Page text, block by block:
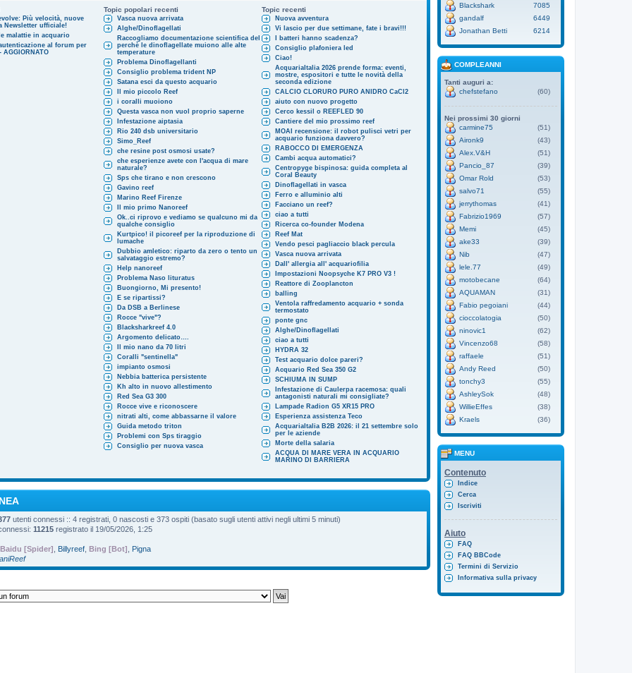
Topic popolari recenti Topic recenti
Più velocità, nuove
Newsletter ufficiale!
malattie in acquario
al forum per
Vasca nuova arrivata
Alghe/Dinoflagellati
Raccogliamo documentazione scientifica del
perchè le dinoflagellate muiono alle alte
temperature
Problema Dinoflagellanti
Consiglio problema trident NP
Satana esci da questo acquario
Il mio piccolo Reef
i coralli muoiono
Questa vasca non vuol proprio saperne
Infestazione aiptasia
Rio 240 dsb universitario
Simo_Reef
che resine post osmosi usate?
che esperienze avete con l'acqua di mare
naturale?
Sps che tirano e non crescono
Gavino reef
Marino Reef Firenze
Il mio primo Nanoreef
Ok..ci riprovo e vediamo se qualcuno mi da
qualche consiglio
Kurtpico! il picoreef per la riproduzione di
lumache
Dubbio amletico: riparto da zero o tento un
salvataggio estremo?
Help nanoreef
Problema Naso lituratus
Buongiorno, Mi presento!
E se ripartissi?
Da DSB a Berlinese
Rocce "vive"?
Blacksharkreef 4.0
Argomento delicato….
Il mio nano da 70 litri
Coralli "sentinella"
impianto osmosi
Nebbia batterica persistente
Kh alto in nuovo allestimento
Red Sea G3 300
Rocce vive e riconoscere
nitrati alti, come abbassarne il valore
Guida metodo triton
Problemi con Sps tiraggio
Consiglio per nuova vasca
Nuova avventura
Vi lascio per due settimane, fate i bravi!!!
I batteri hanno scadenza?
Consiglio plafoniera led
Ciao!
AcquariaItalia 2026 prende forma: eventi,
mostre, espositori e tutte le novità della
seconda edizione
CALCIO CLORURO PURO ANIDRO CaCl2
aiuto con nuovo progetto
Cerco kessil o REEFLED 90
Cantiere del mio prossimo reef
MOAI recensione: il robot pulisci vetri per
acquario funziona davvero?
RABOCCO DI EMERGENZA
Cambi acqua automatici?
Centropyge bispinosa: guida completa al
Coral Beauty
Dinoflagellati in vasca
Ferro e alluminio alti
Facciano un reef?
ciao a tutti
Ricerca co-founder Modena
Reef Mat
Vendo pesci pagliaccio black percula
Vasca nuova arrivata
Dall' allergia all' acquariofilia
Impostazioni Noopsyche K7 PRO V3 !
Reattore di Zooplancton
balling
Ventola raffredamento acquario + sonda
termostato
ponte gnc
Alghe/Dinoflagellati
ciao a tutti
HYDRA 32
Test acquario dolce pareri?
Acquario Red Sea 350 G2
SCHIUMA IN SUMP
Infestazione di Caulerpa racemosa: quali
antagonisti naturali mi consigliate?
Lampade Radion G5 XR15 PRO
Esperienza assistenza Teco
AcquariaItalia B2B 2026: il 21 settembre solo
per le aziende
Morte della salaria
ACQUA DI MARE VERA IN ACQUARIO
MARINO DI BARRIERA
utenti connessi :: 4 registrati, 0 nascosti e 373 ospiti (basato sugli utenti attivi negli ultimi 5 minuti)
11215 registrato il 19/05/2026, 1:25
Baidu [Spider] Billyreef Bing [Bot]
Pigna
Blackshark
7085
gandalf
6449
Jonathan Betti
6214
COMPLEANNI
Tanti auguri a:
chefstefano
(60)
Nei prossimi 30 giorni
carmine75
(51)
Aironk9
(43)
Alex.V&H
(51)
Pancio_87
(39)
Omar Rold
(53)
salvo71
(55)
jerrythomas
(41)
Fabrizio1969
(57)
Memi
(45)
ake33
(39)
Nib
(47)
lele.77
(49)
motobecane
(64)
AQUAMAN
(31)
Fabio pegoiani
(44)
cioccolatogia
(50)
ninovic1
(62)
Vincenzo68
(58)
raffaele
(51)
Andy Reed
(50)
tonchy3
(55)
AshleySok
(48)
WillieEffes
(38)
Kraels
(36)
MENU
Contenuto
Indice
Cerca
Iscriviti
Aiuto
FAQ
FAQ BBCode
Termini di Servizio
Informativa sulla privacy